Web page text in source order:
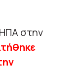
στην